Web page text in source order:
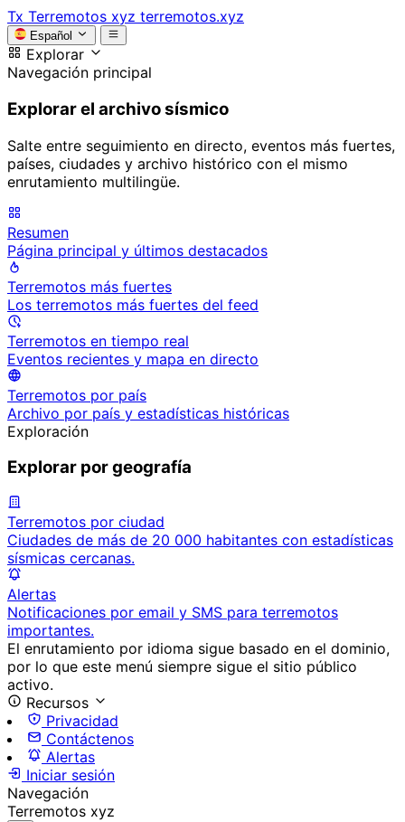
Tx Terremotos xyz terremotos.xyz
Español
Explorar
Navegación principal
Explorar el archivo sísmico
Salte entre seguimiento en directo, eventos más fuertes,
países, ciudades y archivo histórico con el mismo
enrutamiento multilingüe.
Resumen
Página principal y últimos destacados
Terremotos más fuertes
Los terremotos más fuertes del feed
Terremotos en tiempo real
Eventos recientes y mapa en directo
Terremotos por país
Archivo por país y estadísticas históricas
Exploración
Explorar por geografía
Terremotos por ciudad
Ciudades de más de 20 000 habitantes con estadísticas
sísmicas cercanas.
Alertas
Notificaciones por email y SMS para terremotos
importantes.
El enrutamiento por idioma sigue basado en el dominio,
por lo que este menú siempre sigue el sitio público
activo.
Recursos
Privacidad
Contáctenos
Alertas
Iniciar sesión
Navegación
Terremotos xyz